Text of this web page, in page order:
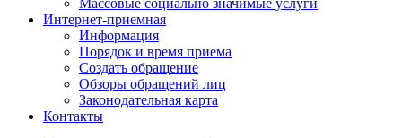
Массовые социально значимые услуги
Интернет-приемная
Информация
Порядок и время приема
Создать обращение
Обзоры обращений лиц
Законодательная карта
Контакты